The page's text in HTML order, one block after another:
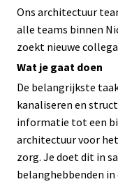
Ons architectuur
alle teams binnen
zoekt nieuwe
Wat je gaat doen
De belangrijkste
kanaliseren en
informatie tot een
architectuur voor
zorg. Je doet dit in
belanghebbenden in